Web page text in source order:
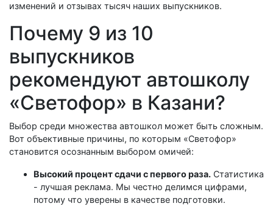
изменений и отзывах тысяч наших выпускников.
Почему 9 из 10
выпускников
рекомендуют автошколу
«Светофор» в Казани?
Выбор среди множества автошкол может быть сложным.
Вот объективные причины, по которым «Светофор»
становится осознанным выбором омичей:
Высокий процент сдачи с первого раза. Статистика
- лучшая реклама. Мы честно делимся цифрами,
потому что уверены в качестве подготовки.